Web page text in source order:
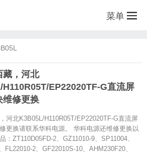
菜单
藏，河北
EP22020TF-G直流屏
维修更换
河北K3B05L/H110R05T/EP22020TF-G直流屏
更换请联系华科电源。 华科电源还维修更换以
：ZT110D05FD-2、GZ11010-9、SP11004、
FL22010-2、GF22010S-10、AHM230F20、